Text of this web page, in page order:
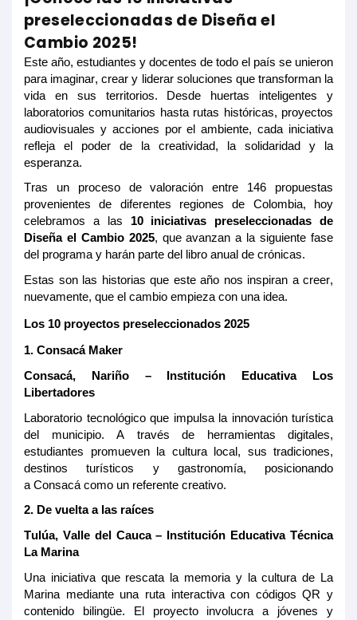
preseleccionadas de Diseña el
Cambio 2025!
Este año, estudiantes y docentes de todo el país se unieron
para imaginar, crear y liderar soluciones que transforman la
vida en sus territorios. Desde huertas inteligentes y
laboratorios comunitarios hasta rutas históricas, proyectos
audiovisuales y acciones por el ambiente, cada iniciativa
refleja el poder de la creatividad, la solidaridad y la
esperanza.
Tras un proceso de valoración entre 146 propuestas
provenientes de diferentes regiones de Colombia, hoy
celebramos a las 10 iniciativas preseleccionadas de
Diseña el Cambio 2025, que avanzan a la siguiente fase
del programa y harán parte del libro anual de crónicas.
Estas son las historias que este año nos inspiran a creer,
nuevamente, que el cambio empieza con una idea.
Los 10 proyectos preseleccionados 2025
1. Consacá Maker
Consacá, Nariño – Institución Educativa Los
Libertadores
Laboratorio tecnológico que impulsa la innovación turística
del municipio. A través de herramientas digitales,
estudiantes promueven la cultura local, sus tradiciones,
destinos turísticos y gastronomía, posicionando
a Consacá como un referente creativo.
2. De vuelta a las raíces
Tulúa, Valle del Cauca – Institución Educativa Técnica
La Marina
Una iniciativa que rescata la memoria y la cultura de La
Marina mediante una ruta interactiva con códigos QR y
contenido bilingüe. El proyecto involucra a jóvenes y